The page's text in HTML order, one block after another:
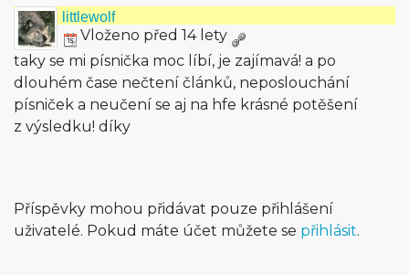
littlewolf
Vloženo před 14 lety
taky se mi písnička moc líbí, je zajímavá! a po
dlouhém čase nečtení článků, neposlouchání
písniček a neučení se aj na hfe krásné potěšení
z výsledku! díky
Příspěvky mohou přidávat pouze přihlášení
uživatelé. Pokud máte účet můžete se přihlásit.